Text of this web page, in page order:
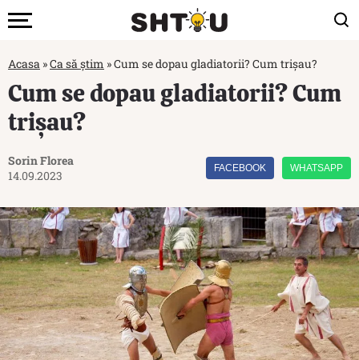
Acasa »Ca să știm »Cum se dopau gladiatorii? Cum trișau?
Cum se dopau gladiatorii? Cum
trișau?
Sorin Florea
14.09.2023
FACEBOOK WHATSAPP